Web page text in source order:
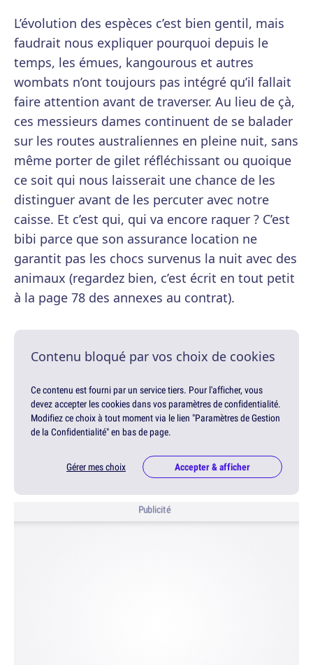
L’évolution des espèces c’est bien gentil, mais
faudrait nous expliquer pourquoi depuis le
temps, les émues, kangourous et autres
wombats n’ont toujours pas intégré qu’il fallait
faire attention avant de traverser. Au lieu de çà,
ces messieurs dames continuent de se balader
sur les routes australiennes en pleine nuit, sans
même porter de gilet réfléchissant ou quoique
ce soit qui nous laisserait une chance de les
distinguer avant de les percuter avec notre
caisse. Et c’est qui, qui va encore raquer ? C’est
bibi parce que son assurance location ne
garantit pas les chocs survenus la nuit avec des
animaux (regardez bien, c’est écrit en tout petit
à la page 78 des annexes au contrat).
Contenu bloqué par vos choix de cookies
Ce contenu est fourni par un service tiers. Pour l'afficher, vous
devez accepter les cookies dans vos paramètres de confidentialité.
Modifiez ce choix à tout moment via le lien "Paramètres de Gestion
de la Confidentialité" en bas de page.
Gérer mes choix Accepter & afficher
Publicité